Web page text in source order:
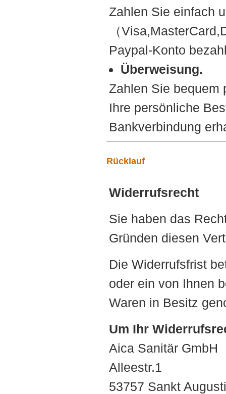
Zahlen Sie einfach
（
Paypal-Konto
Überweisung.
Zahlen Sie bequem
Ihre persönliche
Bankverbindung
Rücklauf
Widerrufsrecht
Sie haben das
Gründen diesen
Die Widerrufsfrist
oder ein von Ihnen
Waren in Besitz
Um Ihr
Aica Sanitär GmbH
Alleestr.1
53757 Sankt